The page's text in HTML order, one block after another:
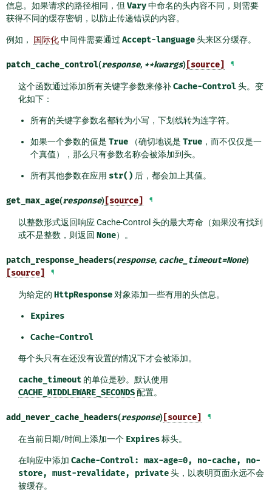
信息。如果请求的路径相同，但 Vary中命名的头内容不同，则需要
获得不同的缓存密钥，以防止传递错误的内容。
例如， 国际化中间件需要通过 Accept-language头来区分缓存。
patch_cache_control(response, **kwargs) [source] ¶
这个函数通过添加所有关键字参数来修补Cache-Control头。变
化如下：
所有的关键字参数名都转为小写，下划线转为连字符。
如果一个参数的值是 True（确切地说是 True，而不仅仅是一
个真值），那么只有参数名称会被添加到头。
所有其他参数在应用 str() 后，都会加上其值。
get_max_age(response) [source] ¶
以整数形式返回响应 Cache-Control 头的最大寿命（如果没有找到
或不是整数，则返回 None）。
patch_response_headers(response, cache_timeout=None)
[source] ¶
为给定的 HttpResponse对象添加一些有用的头信息。
Expires
Cache-Control
每个头只有在还没有设置的情况下才会被添加。
cache_timeout的单位是秒。默认使用
CACHE_MIDDLEWARE_SECONDS配置。
add_never_cache_headers(response) [source] ¶
在当前日期/时间上添加一个 Expires标头。
在响应中添加 Cache-Control: max-age=0, no-cache,
no-
store, must-revalidate, private头，以表明页面永远不会
被缓存。